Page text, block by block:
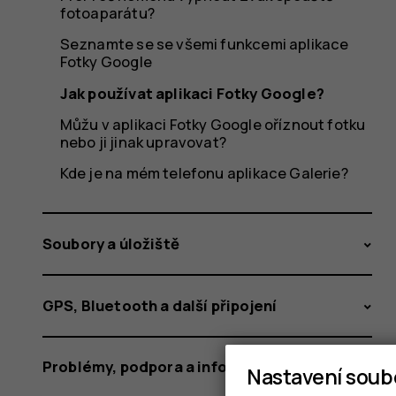
fotoaparátu?
Seznamte se se všemi funkcemi aplikace
Fotky Google
Jak používat aplikaci Fotky Google?
Můžu v aplikaci Fotky Google oříznout fotku
nebo ji jinak upravovat?
Kde je na mém telefonu aplikace Galerie?
Soubory a úložiště
GPS, Bluetooth a další připojení
Problémy, podpora a informace o zařízení
Nastavení